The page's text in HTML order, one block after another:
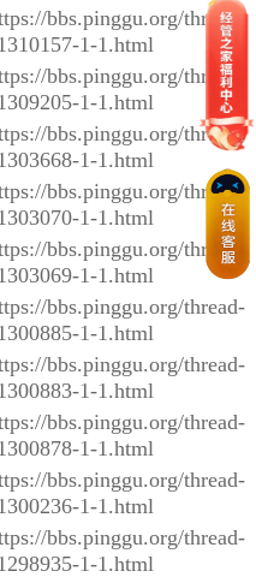
bbs.pinggu.org/thread-
1-1.html
bbs.pinggu.org/thread-
1-1.html
bbs.pinggu.org/thread-
1-1.html
bbs.pinggu.org/thread-
1-1.html
bbs.pinggu.org/thread-
1-1.html
bbs.pinggu.org/thread-
1-1.html
bbs.pinggu.org/thread-
1-1.html
bbs.pinggu.org/thread-
1-1.html
bbs.pinggu.org/thread-
1-1.html
bbs.pinggu.org/thread-
1-1.html